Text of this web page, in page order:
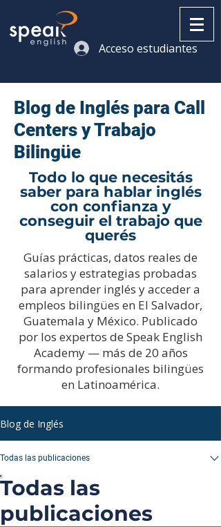
Acceso estudiantes
Blog de Inglés para Call
Centers y Trabajo
Bilingüe
Todo lo que necesitás
saber para hablar inglés
con confianza y
conseguir el trabajo que
querés
Guías prácticas, datos reales de
salarios y estrategias probadas
para aprender inglés y acceder a
empleos bilingües en El Salvador,
Guatemala y México. Publicado
por los expertos de Speak English
Academy — más de 20 años
formando profesionales bilingües
en Latinoamérica.
Blog de Inglés
Todas las publicaciones
Todas las
publicaciones